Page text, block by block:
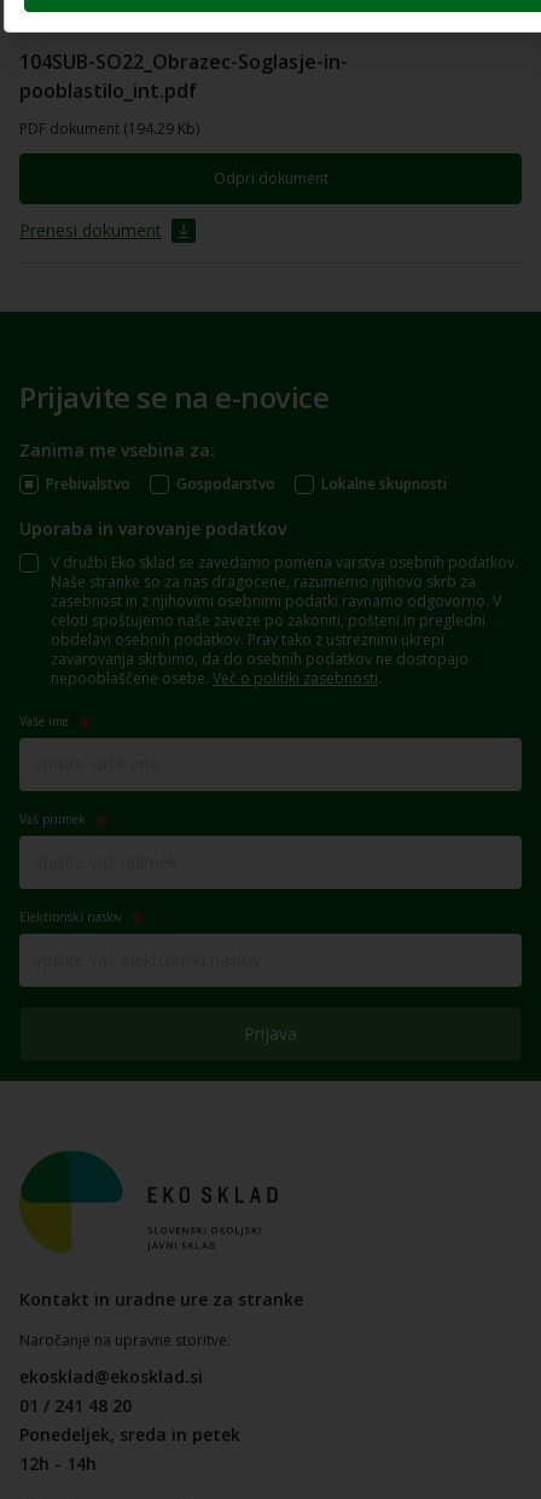
104SUB-SO22_Obrazec-Soglasje-in-
pooblastilo_int.pdf
PDF dokument (194.29 Kb)
Odpri dokument
Prenesi dokument
Prijavite se na e-novice
Zanima me vsebina za:
Prebivalstvo Gospodarstvo Lokalne skupnosti
Uporaba in varovanje podatkov
V družbi Eko sklad se zavedamo pomena varstva osebnih podatkov.
Naše stranke so za nas dragocene, razumemo njihovo skrb za
zasebnost in z njihovimi osebnimi podatki ravnamo odgovorno. V
celoti spoštujemo naše zaveze po zakoniti, pošteni in pregledni
obdelavi osebnih podatkov. Prav tako z ustreznimi ukrepi
zavarovanja skrbimo, da do osebnih podatkov ne dostopajo
nepooblaščene osebe. Več o politiki zasebnosti.
Vaše ime
Vaš priimek
Elektronski naslov
Prijava
Kontakt in uradne ure za stranke
Naročanje na upravne storitve:
ekosklad@ekosklad.si
01 / 241 48 20
Ponedeljek, sreda in petek
12h - 14h